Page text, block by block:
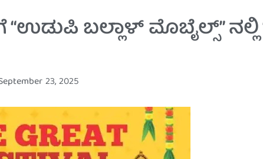
ಬಲ್ಲಾಳ್ ಮೊಬೈಲ್ಸ್‌” ನಲ್ಲಿ
23, 2025